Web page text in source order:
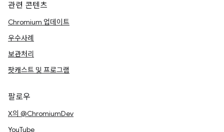
관련 콘텐츠
Chromium 업데이트
우수사례
보관처리
팟캐스트 및 프로그램
팔로우
X의 @ChromiumDev
YouTube